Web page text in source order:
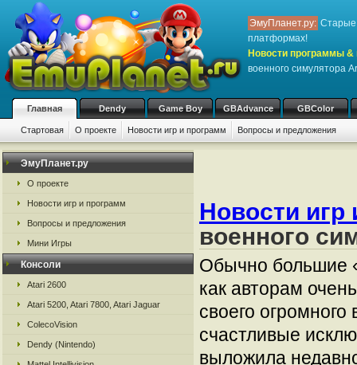
ЭмуПланет.ру: Старые
платформах!
Новости программы &
военного симулятора
Главная Dendy Game Boy GBAdvance GBColor
Стартовая О проекте Новости игр и программ Вопросы и предложения
ЭмуПланет.ру
О проекте
Новости игр и программ
Вопросы и предложения
Мини Игры
Консоли
Atari 2600
Atari 5200, Atari 7800, Atari Jaguar
ColecoVision
Dendy (Nintendo)
Новости игр
военного
Обычно большие
как авторам
своего
счастливые
выложила